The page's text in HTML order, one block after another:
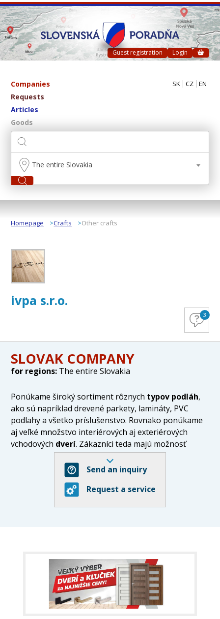
Guest registration Login
Companies
Requests
Articles
Goods
SK CZ EN
The entire Slovakia
Homepage Crafts Other crafts
ivpa s.r.o.
3
SLOVAK COMPANY
for regions: The entire Slovakia
Ponúkame široký sortiment rôznych typov podláh,
ako sú napríklad drevené parkety, lamináty, PVC
podlahy a všetko príslušenstvo. Rovnako ponúkame
aj veľké množstvo interiérových aj exteriérových
vchodových dverí. Zákazníci teda majú možnosť
vybrať si zo širokého sortimentu produktov na
jednom mieste. Predávame podlahy nemeckej kvality.
Vzhľadom k širokému sortimentu produktov, kvalite a
spoľahlivosti sme skvelým partnerom pre všetkých,
Send an inquiry
Request a service